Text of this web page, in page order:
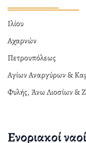
Ιλίου
Αχαρνών
Πετρουπόλεως
Αγίων Αναργύρων &
Φυλής, Άνω Λιοσίων &
Ενοριακοί